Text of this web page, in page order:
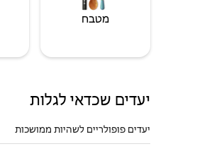
מטבח
יעדים שכדאי לגלות
יעדים פופולריים לשהיות ממושכות